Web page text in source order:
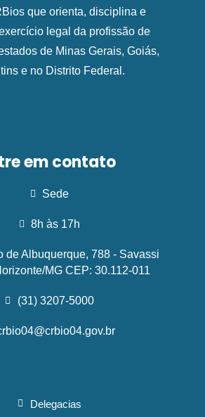
que orienta, disciplina e
legal da profissão de
de Minas Gerais, Goiás,
e no Distrito Federal.
em contato
Sede
8h às 17h
de Albuquerque, 788 - Savassi
MG CEP: 30.112-011
(31) 3207-5000
Delegacias